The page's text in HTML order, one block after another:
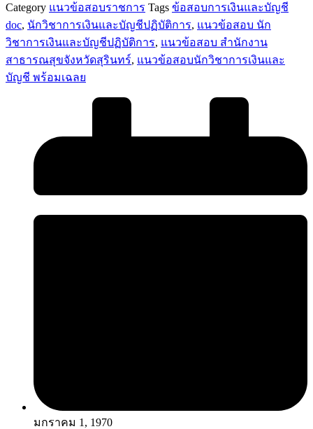
สาธารณสุข
จังหวัด
สุรินทร์
ชิ้น
Category แนวข้อสอบราชการ Tags ข้อสอบการเงินและบัญชี
doc, นักวิชาการเงินและบัญชีปฏิบัติการ, แนวข้อสอบ นัก
วิชาการเงินและบัญชีปฏิบัติการ, แนวข้อสอบ สำนักงาน
สาธารณสุขจังหวัดสุรินทร์, แนวข้อสอบนักวิชาการเงินและ
บัญชี พร้อมเฉลย
มกราคม 1, 1970